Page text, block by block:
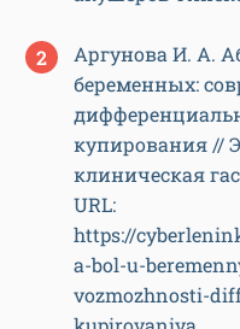
Аргунова И. А.
беременных:
купирования //
клиническая
URL:
https://
a-bol-u-
vozmozhnosti-